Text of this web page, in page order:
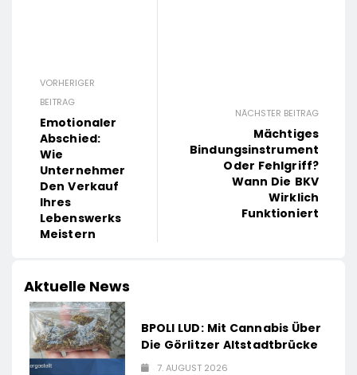
VORHERIGER
BEITRAG
Emotionaler
Abschied:
Wie
Unternehmer
Den Verkauf
Ihres
Lebenswerks
Meistern
NÄCHSTER BEITRAG
Mächtiges
Bindungsinstrument
Oder Fehlgriff?
Wann Die BKV
Wirklich
Funktioniert
Aktuelle News
BPOLI LUD: Mit Cannabis Über
Die Görlitzer Altstadtbrücke
7. AUGUST 2026